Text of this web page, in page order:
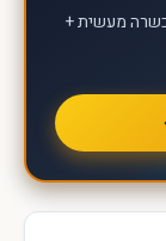
מעשית +